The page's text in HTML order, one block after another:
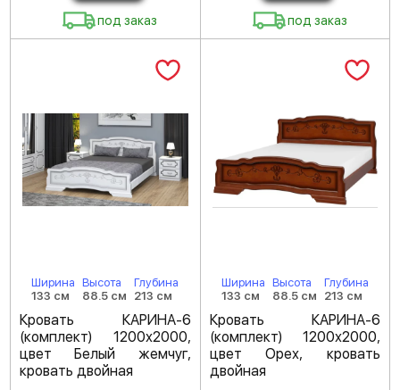
под заказ под заказ
Ширина
133 см
Высота
88.5 см
Глубина
213 см
Кровать КАРИНА-6
(комплект) 1200х2000,
цвет Белый жемчуг,
кровать двойная
Ширина
133 см
Высота
88.5 см
Глубина
213 см
Кровать КАРИНА-6
(комплект) 1200х2000,
цвет Орех, кровать
двойная